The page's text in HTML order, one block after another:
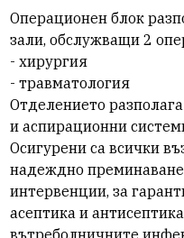
Операционен блок
зали, обслужващи 2
-хирургия
-травматология
Отделението
и аспирационни
Осигурени са всички
надеждно
интервенции, за
асептика и
вътреболничните